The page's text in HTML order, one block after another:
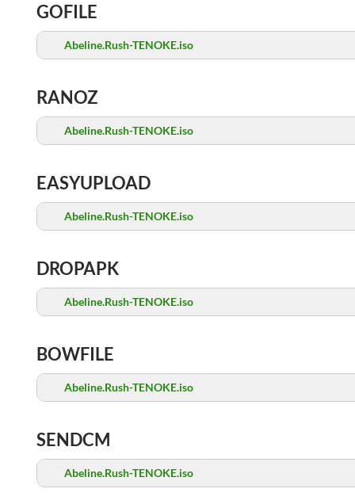
GOFILE
Abeline.Rush-TENOKE.iso
RANOZ
Abeline.Rush-TENOKE.iso
EASYUPLOAD
Abeline.Rush-TENOKE.iso
DROPAPK
Abeline.Rush-TENOKE.iso
BOWFILE
Abeline.Rush-TENOKE.iso
SENDCM
Abeline.Rush-TENOKE.iso